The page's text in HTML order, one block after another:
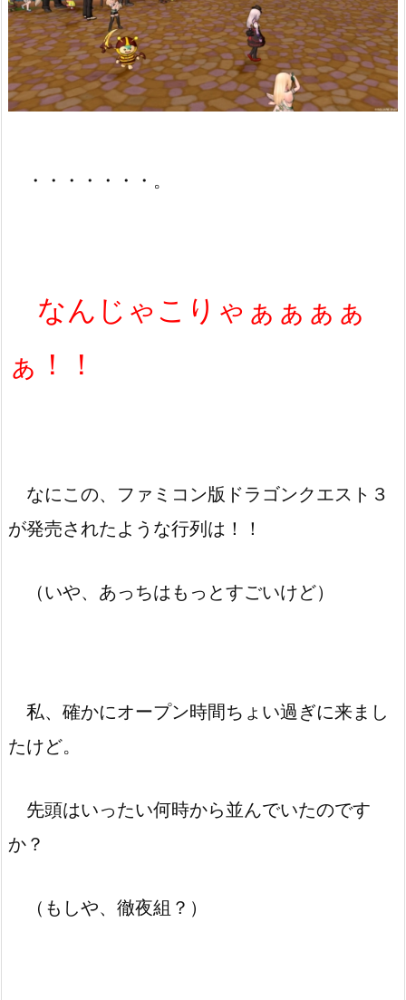
・・・・・・・。
なんじゃこりゃぁぁぁぁ
ぁ！！
なにこの、ファミコン版ドラゴンクエスト３
が発売されたような行列は！！
（いや、あっちはもっとすごいけど）
私、確かにオープン時間ちょい過ぎに来まし
たけど。
先頭はいったい何時から並んでいたのです
か？
（もしや、徹夜組？）